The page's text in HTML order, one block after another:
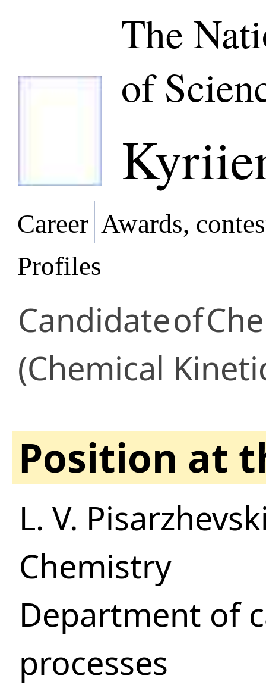
The
of
Career Awards,
Profiles
Candidateof
(Chemical
Position at
L. V.
Chemistry
Department of
processes